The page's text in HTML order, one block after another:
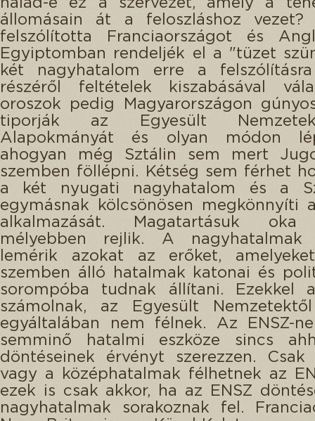
állomásain át a feloszláshoz vezet?
felszólította Franciaországot és
Egyiptomban rendeljék el a "tüzet
két nagyhatalom erre a
részéről feltételek kiszabásával
oroszok pedig Magyarországon
tiporják az Egyesült
Alapokmányát és olyan módon
ahogyan még Sztálin sem mert
szemben föllépni. Kétség sem férhet
a két nyugati nagyhatalom és a
egymásnak kölcsönösen megkönnyíti
alkalmazását. Magatartásuk oka
mélyebben rejlik. A nagyhatalmak
lemérik azokat az erőket,
szemben álló hatalmak katonai és
sorompóba tudnak állítani. Ezekkel
számolnak, az Egyesült
egyáltalában nem félnek. Az ENSZ-
semminő hatalmi eszköze sincs
döntéseinek érvényt szerezzen.
vagy a középhatalmak félhetnek az
ezek is csak akkor, ha az ENSZ
nagyhatalmak sorakoznak fel.